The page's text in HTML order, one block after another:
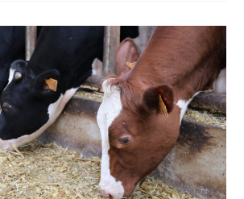
Pour
De
Meilleures
Performances
Globales
De
Exploitation